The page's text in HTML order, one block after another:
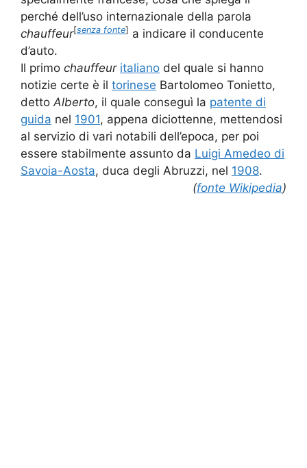
perché dell’uso internazionale della parola
chauffeur[senza fonte] a indicare il conducente
d’auto.
Il primo chauffeur italiano del quale si hanno
notizie certe è il torinese Bartolomeo Tonietto,
dettoAlberto, il quale conseguì la patente di
guida nel 1901, appena diciottenne, mettendosi
al servizio di vari notabili dell’epoca, per poi
essere stabilmente assunto da Luigi Amedeo di
Savoia-Aosta, duca degli Abruzzi, nel 1908.
(fonte Wikipedia)